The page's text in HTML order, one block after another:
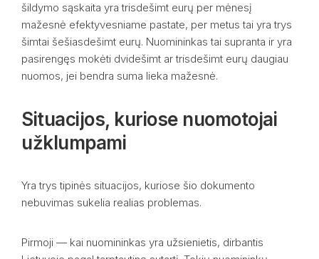
šildymo sąskaita yra trisdešimt eurų per mėnesį
mažesnė efektyvesniame pastate, per metus tai yra trys
šimtai šešiasdešimt eurų. Nuomininkas tai supranta ir yra
pasirengęs mokėti dvidešimt ar trisdešimt eurų daugiau
nuomos, jei bendra suma lieka mažesnė.
Situacijos, kuriose nuomotojai
užklumpami
Yra trys tipinės situacijos, kuriose šio dokumento
nebuvimas sukelia realias problemas.
Pirmoji — kai nuomininkas yra užsienietis, dirbantis